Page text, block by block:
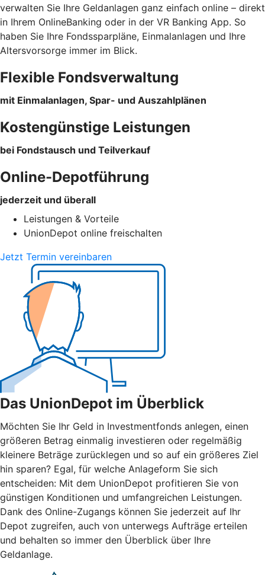
verwalten Sie Ihre Geldanlagen ganz einfach online – direkt
in Ihrem OnlineBanking oder in der VR Banking App. So
haben Sie Ihre Fondssparpläne, Einmalanlagen und Ihre
Altersvorsorge immer im Blick.
Flexible Fondsverwaltung
mit Einmalanlagen, Spar- und Auszahlplänen
Kostengünstige Leistungen
bei Fondstausch und Teilverkauf
Online-Depotführung
jederzeit und überall
Leistungen & Vorteile
UnionDepot online freischalten
Jetzt Termin vereinbaren
Das UnionDepot im Überblick
Möchten Sie Ihr Geld in Investmentfonds anlegen, einen
größeren Betrag einmalig investieren oder regelmäßig
kleinere Beträge zurücklegen und so auf ein größeres Ziel
hin sparen? Egal, für welche Anlageform Sie sich
entscheiden: Mit dem UnionDepot profitieren Sie von
günstigen Konditionen und umfangreichen Leistungen.
Dank des Online-Zugangs können Sie jederzeit auf Ihr
Depot zugreifen, auch von unterwegs Aufträge erteilen
und behalten so immer den Überblick über Ihre
Geldanlage.